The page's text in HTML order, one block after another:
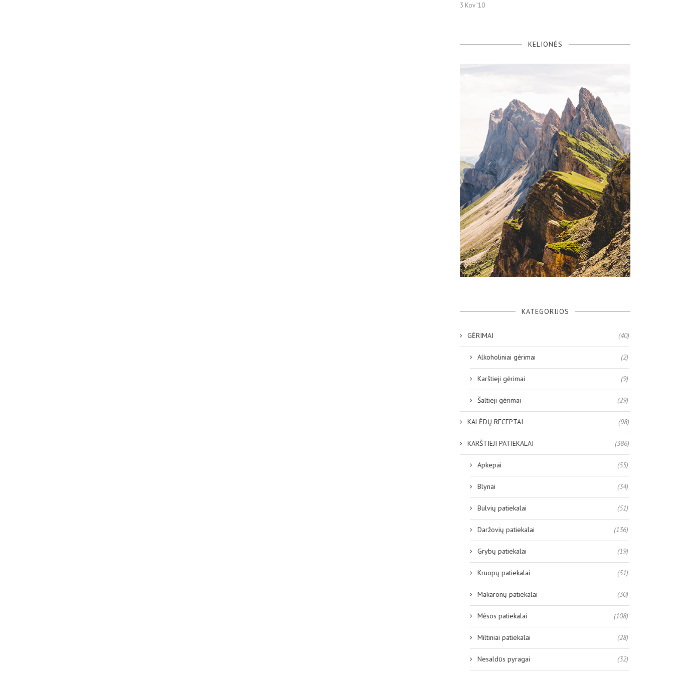
3 Kov ’10
KELIONĖS
KATEGORIJOS
GĖRIMAI (40)
Alkoholiniai gėrimai (2)
Karštieji gėrimai (9)
Šaltieji gėrimai (29)
KALĖDŲ RECEPTAI (98)
KARŠTIEJI PATIEKALAI (386)
Apkepai (55)
Blynai (34)
Bulvių patiekalai (51)
Daržovių patiekalai (136)
Grybų patiekalai (19)
Kruopų patiekalai (51)
Makaronų patiekalai (30)
Mėsos patiekalai (108)
Miltiniai patiekalai (28)
Nesaldūs pyragai (32)